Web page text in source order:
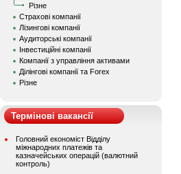
Різне
Страхові компанії
Лізингові компанії
Аудиторські компанії
Інвестиційні компанії
Компанії з управління активами
Ділінгові компанії та Forex
Різне
Термінові вакансії
Головний економіст Відділу
міжнародних платежів та
казначейських операцій (валютний
контроль)